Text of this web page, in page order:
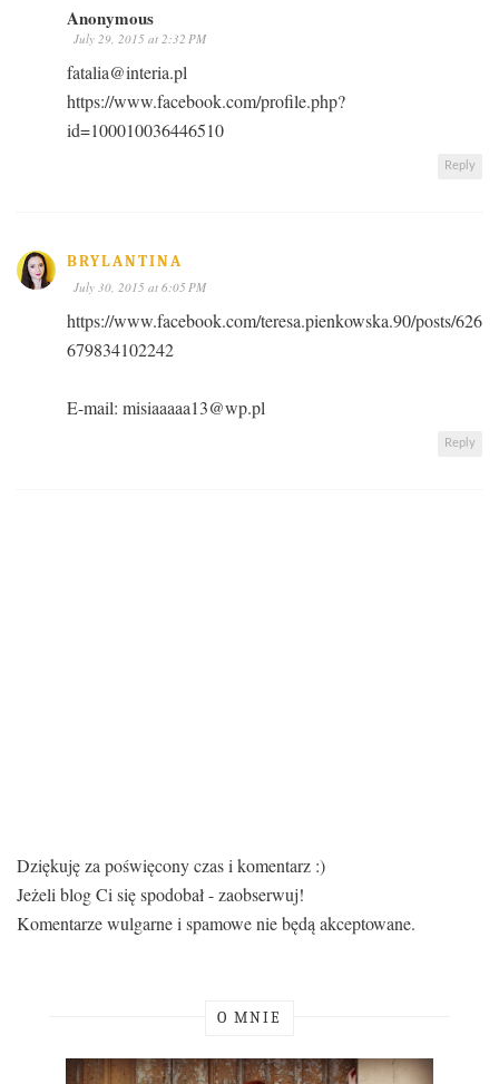
Anonymous
July 29, 2015 at 2:32 PM
fatalia@interia.pl
https://www.facebook.com/profile.php?
id=100010036446510
Reply
BRYLANTINA
July 30, 2015 at 6:05 PM
https://www.facebook.com/teresa.pienkowska.90/posts/626
679834102242
E-mail: misiaaaaa13@wp.pl
Reply
Dziękuję za poświęcony czas i komentarz :)
Jeżeli blog Ci się spodobał - zaobserwuj!
Komentarze wulgarne i spamowe nie będą akceptowane.
O MNIE